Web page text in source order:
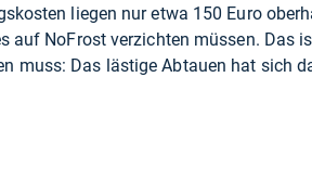
liegen nur etwa 150 Euro
auf NoFrost verzichten müssen. Das
muss: Das lästige Abtauen hat sich